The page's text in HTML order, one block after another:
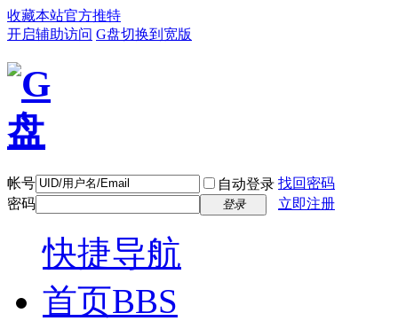
收藏本站官方推特
开启辅助访问 G盘切换到宽版
帐号 自动登录 找回密码
密码
登录 立即注册
快捷导航
首页BBS